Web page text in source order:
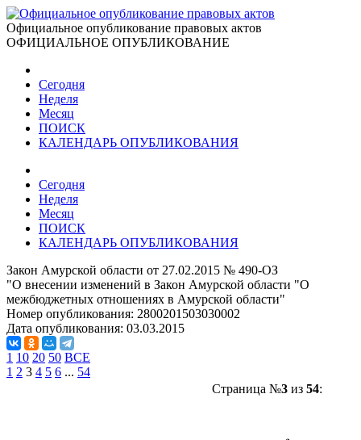
Официальное опубликование правовых актов
ОФИЦИАЛЬНОЕ ОПУБЛИКОВАНИЕ
Сегодня
Неделя
Месяц
ПОИСК
КАЛЕНДАРЬ ОПУБЛИКОВАНИЯ
Сегодня
Неделя
Месяц
ПОИСК
КАЛЕНДАРЬ ОПУБЛИКОВАНИЯ
Закон Амурской области от 27.02.2015 № 490-ОЗ
"О внесении изменений в Закон Амурской области "О
межбюджетных отношениях в Амурской области"
Номер опубликования: 2800201503030002
Дата опубликования: 03.03.2015
1 10 20 50 ВСЕ
1 2 3 4 5 6 ... 54
Страница №3из 54: